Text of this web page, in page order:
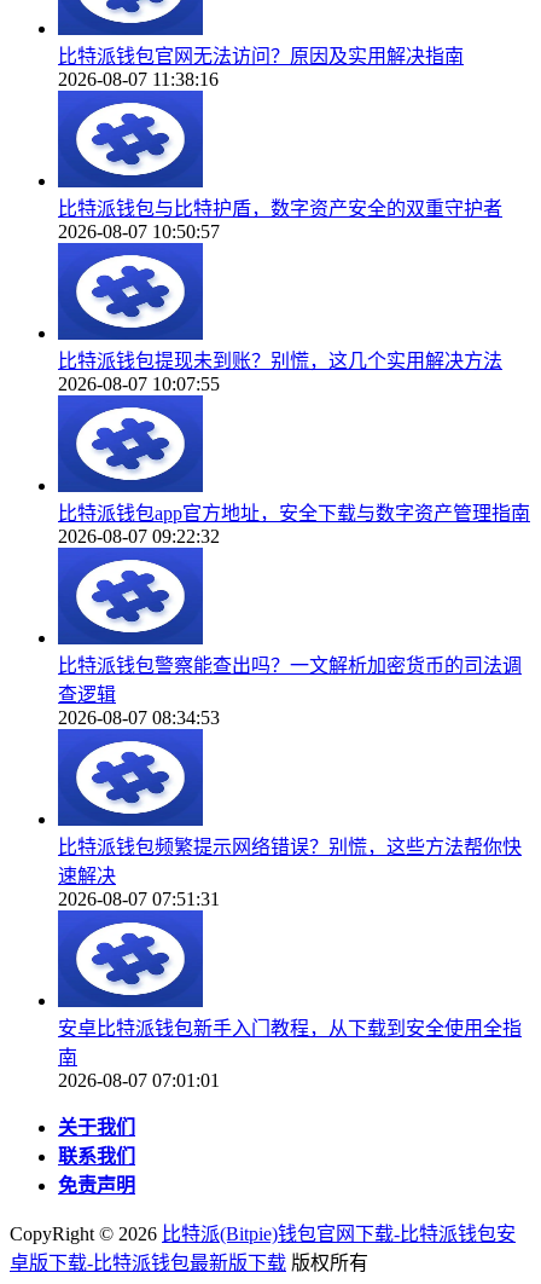
比特派钱包官网无法访问？原因及实用解决指南
2026-08-07 11:38:16
比特派钱包与比特护盾，数字资产安全的双重守护者
2026-08-07 10:50:57
比特派钱包提现未到账？别慌，这几个实用解决方法
2026-08-07 10:07:55
比特派钱包app官方地址，安全下载与数字资产管理指南
2026-08-07 09:22:32
比特派钱包警察能查出吗？一文解析加密货币的司法调
查逻辑
2026-08-07 08:34:53
比特派钱包频繁提示网络错误？别慌，这些方法帮你快
速解决
2026-08-07 07:51:31
安卓比特派钱包新手入门教程，从下载到安全使用全指
南
2026-08-07 07:01:01
关于我们
联系我们
免责声明
CopyRight © 2026 比特派(Bitpie)钱包官网下载-比特派钱包安
卓版下载-比特派钱包最新版下载 版权所有